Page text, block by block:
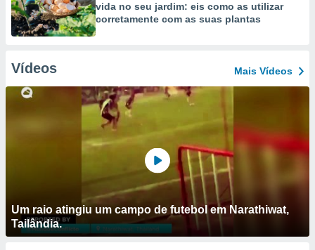
vida no seu jardim: eis como as utilizar
corretamente com as suas plantas
Vídeos Mais Vídeos
Um raio atingiu um campo de futebol em Narathiwat,
Tailândia.